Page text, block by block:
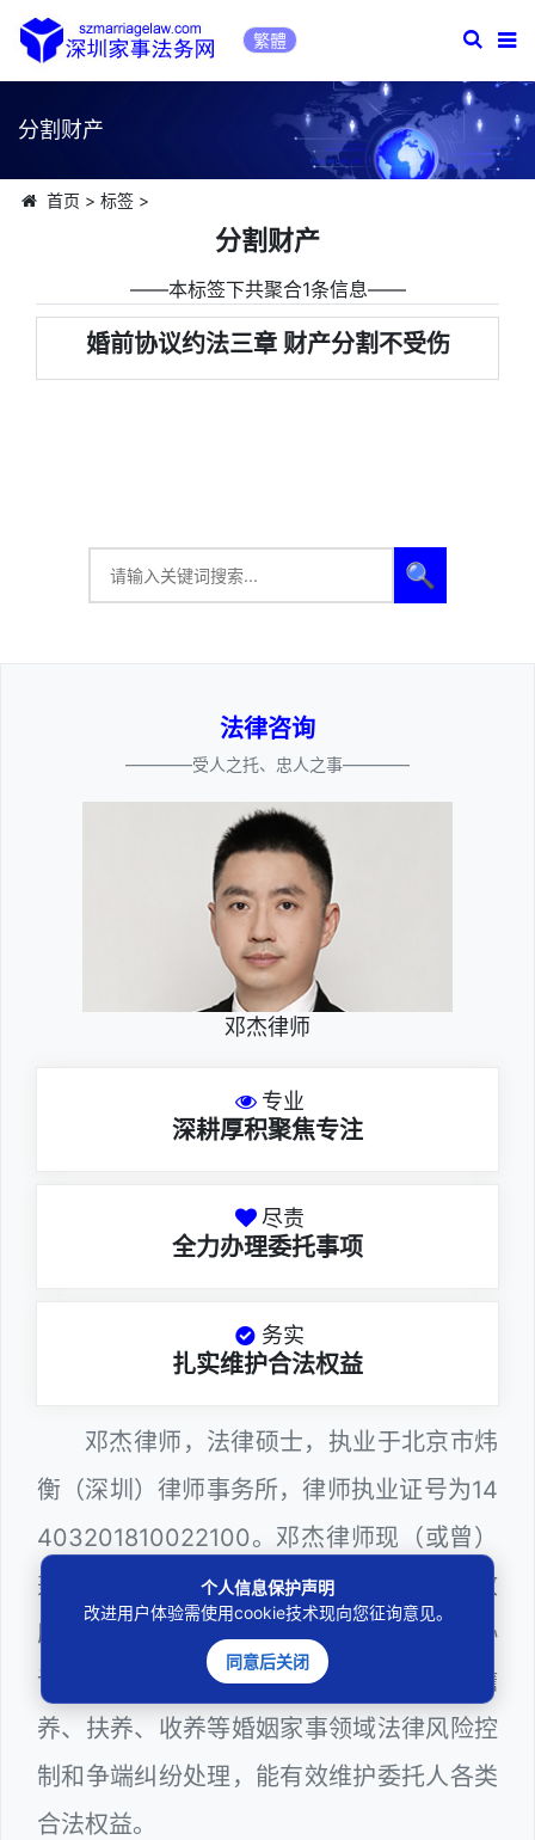
繁體
分割财产
首页 > 标签>
分割财产
――本标签下共聚合1条信息――
婚前协议约法三章 财产分割不受伤
🔍
法律咨询
————受人之托、忠人之事————
邓杰律师
专业
深耕厚积聚焦专注
尽责
全力办理委托事项
务实
扎实维护合法权益
邓杰律师，法律硕士，执业于北京市炜
衡（深圳）律师事务所，律师执业证号为14
403201810022100。邓杰律师现（或曾）
兼任深圳市人民政府听证员、深圳市某区政
府部门公职律师，邓杰律师十分熟悉婚前协
议、协议离婚、诉讼离婚，以及抚养、赡
养、扶养、收养等婚姻家事领域法律风险控
制和争端纠纷处理，能有效维护委托人各类
合法权益。
个人信息保护声明
改进用户体验需使用cookie技术现向您征询意见。
同意后关闭